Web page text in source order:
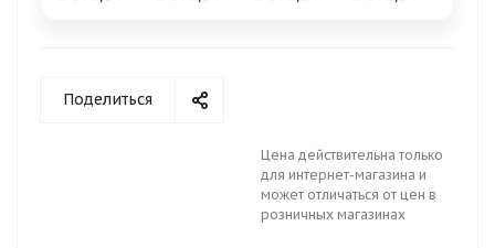
Поделиться
Цена действительна только
для интернет-магазина и
может отличаться от цен в
розничных магазинах